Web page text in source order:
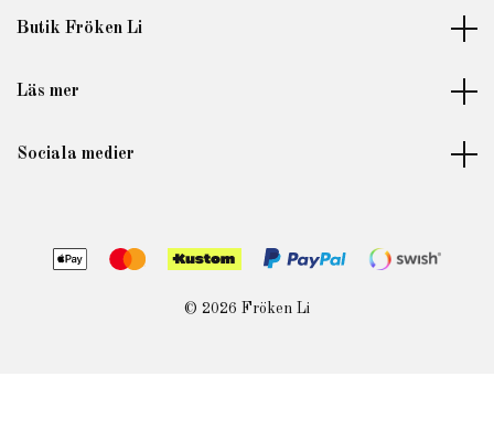
Butik Fröken Li
Läs mer
Sociala medier
© 2026 Fröken Li